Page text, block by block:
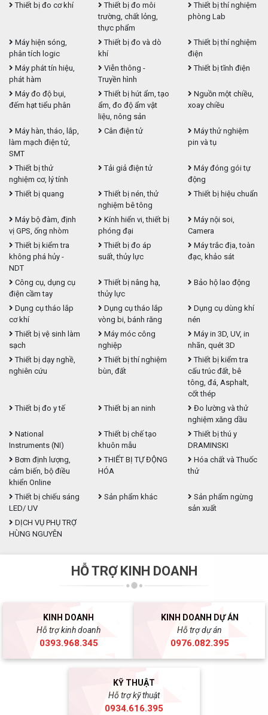
Thiết bị đo cơ khí
Thiết bị đo môi
trường, chất lỏng,
thực phẩm
Thiết bị thí nghiệm
phòng Lab
Máy hiện sóng,
phân tích logic
Thiết bị đo và dò
khí
Thiết bị thí nghiệm
điện
Máy phát tín hiệu,
phát hàm
Viễn thông -
Truyền hình
Thiết bị tĩnh điện
Máy đo độ bụi,
đếm hạt tiểu phân
Thiết bị hút ẩm, tạo
ẩm, đo độ ẩm vật
liệu, nông sản
Nguồn một chiều,
xoay chiều
Máy hàn, tháo, lắp,
làm mạch điện tử,
SMT
Cân điện tử
Máy thử nghiệm
pin và tụ
Thiết bị thử
nghiệm cơ, lý tính
Tải giả điện tử
Máy đóng gói tự
động
Thiết bị quang
Thiết bị nén, thử
nghiệm bê tông
Thiết bị hiệu chuẩn
Máy bộ đàm, định
vị GPS, ống nhòm
Kính hiển vi, thiết bị
phóng đại
Máy nội soi,
Camera
Thiết bị kiểm tra
không phá hủy -
NDT
Thiết bị đo áp
suất, thủy lực
Máy trắc địa, toàn
đạc, khảo sát
Công cụ, dụng cụ
điện cầm tay
Thiết bị nâng hạ,
thủy lực
Bảo hộ lao động
Dụng cụ tháo lắp
cơ khí
Dụng cụ tháo lắp
vòng bi, bánh răng
Dụng cụ dùng khí
nén
Thiết bị vệ sinh làm
sạch
Máy móc công
nghiệp
Máy in 3D, UV, in
nhãn, quét 3D
Thiết bị dạy nghề,
nghiên cứu
Thiết bị thí nghiệm
bùn, đất
Thiết bị kiểm tra
cấu trúc đất, bê
tông, đá, Asphalt,
cốt thép
Thiết bị đo y tế
Thiết bị an ninh
Đo lường và thử
nghiệm xăng dầu
National
Instruments (NI)
Thiết bị chế tạo
khuôn mẫu
Thiết bị thú y
DRAMINSKI
Bơm định lượng,
cảm biến, bộ điều
khiển Online
THIẾT BỊ TỰ ĐỘNG
HÓA
Hóa chất và Thuốc
thử
Thiết bị chiếu sáng
LED/ UV
Sản phẩm khác
Sản phẩm ngừng
sản xuất
DỊCH VỤ PHỤ TRỢ
HÙNG NGUYÊN
HỖ TRỢ KINH DOANH
KINH DOANH
Hỗ trợ kinh doanh
0393.968.345
KINH DOANH DỰ ÁN
Hỗ trợ dự án
0976.082.395
KỸ THUẬT
Hỗ trợ kỹ thuật
0934.616.395